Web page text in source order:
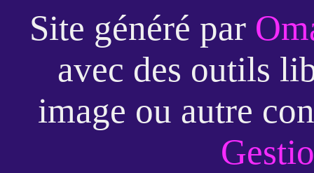
Site généré par
avec des outils
image ou autre